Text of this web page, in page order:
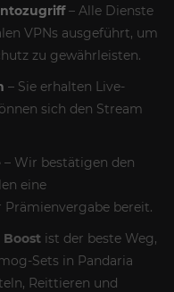
– Alle Dienste
VPNs ausgeführt, um
zu gewährleisten.
– Sie erhalten Live-
sich den Stream
– Wir bestätigen den
eine
bereit.
Boost ist der beste Weg,
Sets in Pandaria
Reittieren und